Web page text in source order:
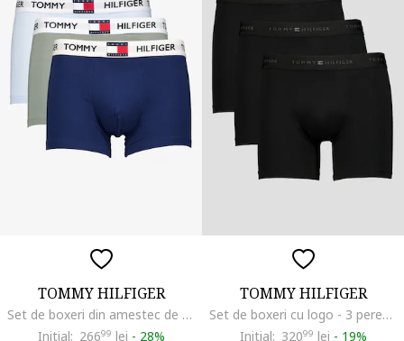
TOMMY HILFIGER
Set de boxeri din amestec de bumbac cu logo - 3 perechi, Albastru pal/Verde sparanghel/Bleumarin
Initial: 26699 lei - 28%
TOMMY HILFIGER
Set de boxeri cu logo - 3 perechi, Negru
Initial: 32099 lei - 19%